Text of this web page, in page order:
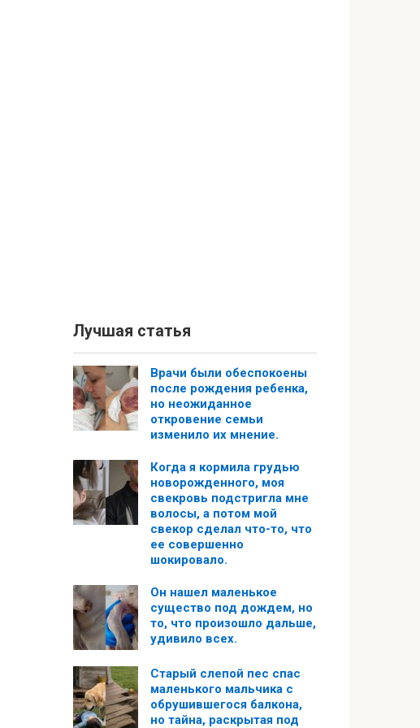
Лучшая статья
Врачи были обеспокоены
после рождения ребенка,
но неожиданное
откровение семьи
изменило их мнение.
Когда я кормила грудью
новорожденного, моя
свекровь подстригла мне
волосы, а потом мой
свекор сделал что-то, что
ее совершенно
шокировало.
Он нашел маленькое
существо под дождем, но
то, что произошло дальше,
удивило всех.
Старый слепой пес спас
маленького мальчика с
обрушившегося балкона,
но тайна, раскрытая под